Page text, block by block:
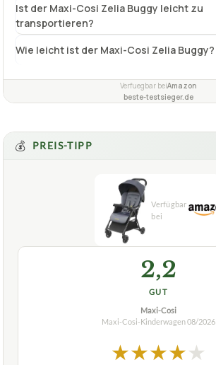
Ist der Maxi-Cosi Zelia Buggy leicht zu
transportieren?
Wie leicht ist der Maxi-Cosi Zelia Buggy?
Verfuegbar beiAmazon
beste-testsieger.de
💰 PREIS-TIPP
2,2
GUT
Maxi-Cosi
Maxi-Cosi-Kinderwagen08/2026
★★★★★